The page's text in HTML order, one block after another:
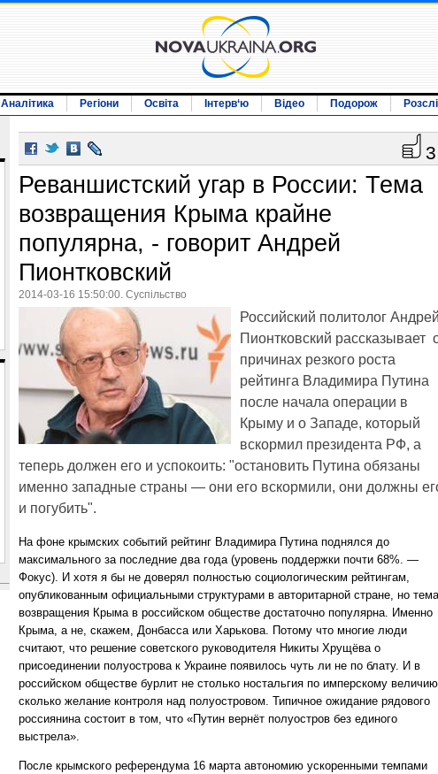
Аналітика Регіони Освіта Інтерв‘ю Відео Подорож
3
Реваншистский угар в России: Тема
возвращения Крыма крайне
популярна, - говорит Андрей
Пионтковский
2014-03-16 15:50:00. Суспільство
Российский политолог Андрей
Пионтковский рассказывает
причинах резкого роста
рейтинга Владимира Путина
после начала операции в
Крыму и о Западе, который
вскормил президента РФ, а
теперь должен его и успокоить: "остановить Путина обязаны
именно западные страны — они его вскормили, они должны
и погубить".
На фоне крымских событий рейтинг Владимира Путина поднялся до
максимального за последние два года (уровень поддержки почти 68%. —
Фокус). И хотя я бы не доверял полностью социологическим рейтингам,
опубликованным официальными структурами в авторитарной стране, но тема
возвращения Крыма в российском обществе достаточно популярна. Именно
Крыма, а не, скажем, Донбасса или Харькова. Потому что многие люди
считают, что решение советского руководителя Никиты Хрущёва о
присоединении полуострова к Украине появилось чуть ли не по блату. И в
российском обществе бурлит не столько ностальгия по имперскому
сколько желание контроля над полуостровом. Типичное ожидание рядового
россиянина состоит в том, что «Путин вернёт полуостров без единого
выстрела».
После крымского референдума 16 марта автономию ускоренными темпами